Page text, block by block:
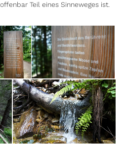
Teil eines Sinneweges ist.